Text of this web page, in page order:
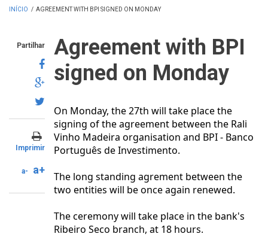
INÍCIO / AGREEMENT WITH BPI SIGNED ON MONDAY
Partilhar
Imprimir
a- a+
Agreement with BPI
signed on Monday
On Monday, the 27th will take place the
signing of the agreement between the Rali
Vinho Madeira organisation and BPI - Banco
Português de Investimento.
The long standing agrement between the
two entities will be once again renewed.
The ceremony will take place in the bank's
Ribeiro Seco branch, at 18 hours.